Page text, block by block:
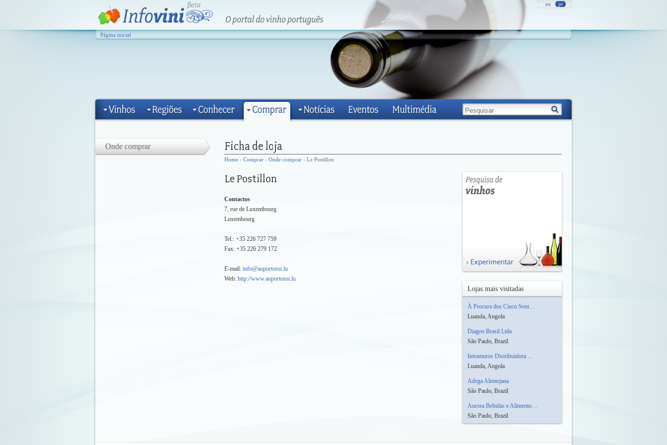
en pt
Página inicial
Onde comprar
Home › Comprar › Onde comprar › Le Postillon
Contactos
7, rue de Luxembourg
Luxembourg
Tel.: +35 226 727 759
Fax: +35 226 279 172
E-mail: info@auportoroi.lu
Web: http://www.auportoroi.lu
Lojas mais visitadas
À Procura dos Cinco Sent…
Luanda, Angola
Diageo Brasil Ltda
São Paulo, Brazil
Intramuros Distribuidora …
Luanda, Angola
Adega Alentejana
São Paulo, Brazil
Aurora Bebidas e Alimento…
São Paulo, Brazil